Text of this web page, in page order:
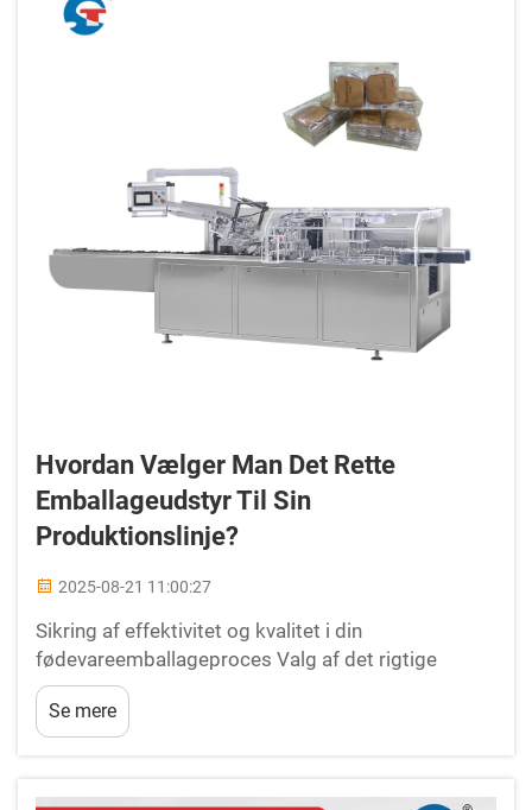
Hvordan Vælger Man Det Rette
Emballageudstyr Til Sin
Produktionslinje?
2025-08-21 11:00:27
Sikring af effektivitet og kvalitet i din
fødevareemballageproces Valg af det rigtige
udstyr til emballage af fødevarer er en af de
vigtigste beslutninger for enhver produktionslinje.
Den rigtige løsning sikrer, at jeres produkter er
Se mere